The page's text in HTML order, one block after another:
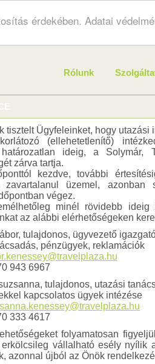
érdekében. Adatai
Rólunk
tisztelt Ügyfeleinket, hogy utazási
(ellehetetlenítő)
határozatlan ideig, a Solymár,
zárva tartja.
kezdve, további
üzemel, azonban
végez.
minél rövidebb
az alábbi elérhetőségeken
tulajdonos, ügyvezető
pénzügyek, reklamációk
943 6967
tulajdonos, utazási
kapcsolatos ügyek intézése
333 4617
folyamatosan
vállalható esély nyílik
azonnal újból az Önök